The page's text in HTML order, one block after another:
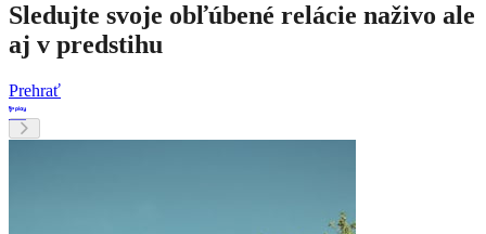
Sledujte svoje obľúbené relácie naživo ale
aj v predstihu
Prehrať